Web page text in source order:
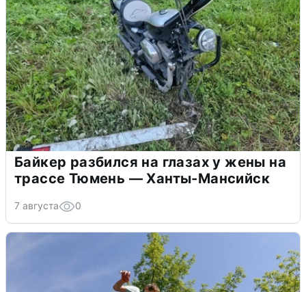
Байкер разбился на глазах у жены на
трассе Тюмень — Ханты-Мансийск
7 августа 0